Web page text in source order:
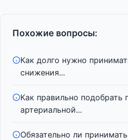
Похожие вопросы:
Как долго нужно
снижения...
Как правильно подобрать
артериальной...
Обязательно ли